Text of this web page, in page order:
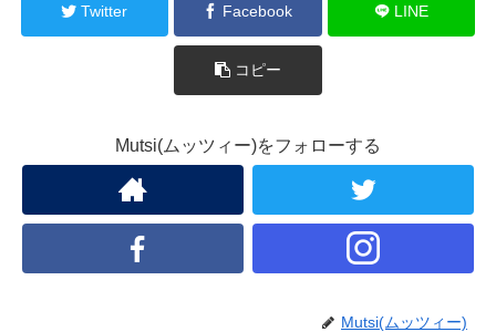
Twitter Facebook LINE
コピー
Mutsi(ムッツィー)をフォローする
Mutsi(ムッツィー)